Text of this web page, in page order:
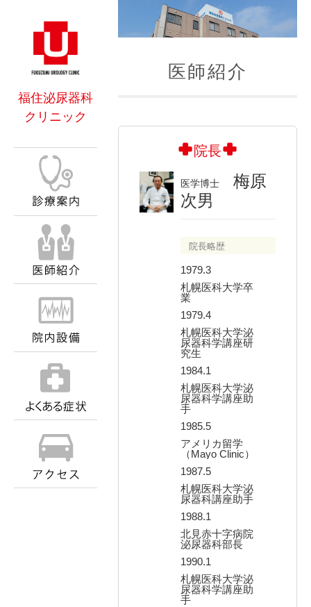
福住泌尿器科
クリニック
医師紹介
院長
医学博士
梅原
次男
院長略歴
1979.3
札幌医科大学卒
業
1979.4
札幌医科大学泌
尿器科学講座研
究生
1984.1
札幌医科大学泌
尿器科学講座助
手
1985.5
アメリカ留学
（Mayo Clinic）
1987.5
札幌医科大学泌
尿器科講座助手
1988.1
北見赤十字病院
泌尿器科部長
1990.1
札幌医科大学泌
尿器科学講座助
手